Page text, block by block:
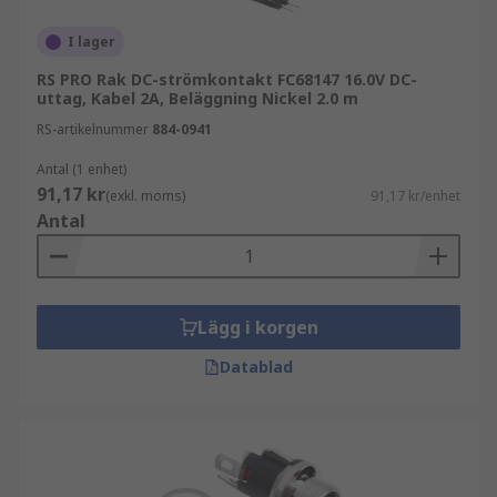
Vanliga användningsområden för DC-
kontakter
Likströmskontakter förekommer i många
applikationer där tillförlitlig likström är
avgörande:
Elektronik och inbyggda system
12V-installationer i fordon och maskiner
Industriell automation och styrsystem
Laddlösningar och nätaggregat
I sortimentet finns flera varianter av DC-
kontakter beroende på behov och installation.
I lager
RS PRO Rak DC-strömkontakt FC68147 16.0V DC-
uttag, Kabel 2A, Beläggning Nickel 2.0 m
RS-artikelnummer 884-0941
Antal (1 enhet)
91,17 kr(exkl. moms) 91,17 kr/enhet
Antal
Lägg i korgen
Datablad